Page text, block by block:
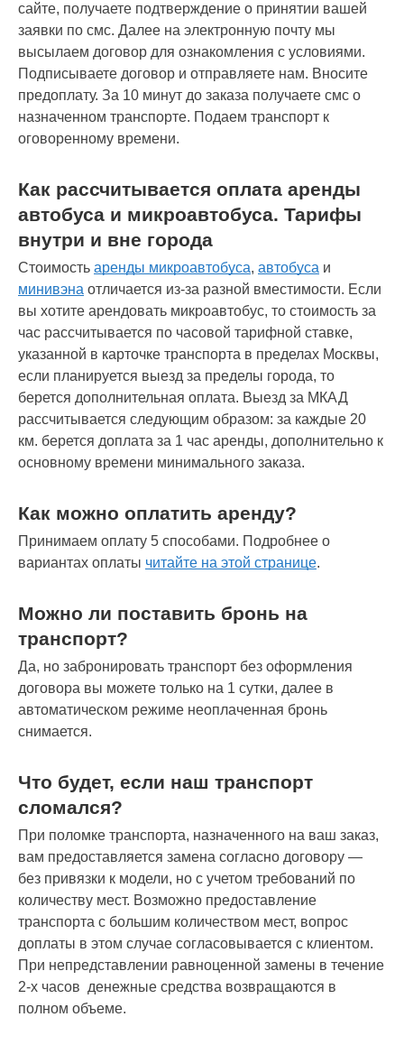
сайте, получаете подтверждение о принятии вашей
заявки по смс. Далее на электронную почту мы
высылаем договор для ознакомления с условиями.
Подписываете договор и отправляете нам. Вносите
предоплату. За 10 минут до заказа получаете смс о
назначенном транспорте. Подаем транспорт к
оговоренному времени.
Как рассчитывается оплата аренды
автобуса и микроавтобуса. Тарифы
внутри и вне города
Стоимость аренды микроавтобуса, автобуса и
минивэна отличается из-за разной вместимости. Если
вы хотите арендовать микроавтобус, то стоимость за
час рассчитывается по часовой тарифной ставке,
указанной в карточке транспорта в пределах Москвы,
если планируется выезд за пределы города, то
берется дополнительная оплата. Выезд за МКАД
рассчитывается следующим образом: за каждые 20
км. берется доплата за 1 час аренды, дополнительно к
основному времени минимального заказа.
Как можно оплатить аренду?
Принимаем оплату 5 способами. Подробнее о
вариантах оплаты читайте на этой странице.
Можно ли поставить бронь на
транспорт?
Да, но забронировать транспорт без оформления
договора вы можете только на 1 сутки, далее в
автоматическом режиме неоплаченная бронь
снимается.
Что будет, если наш транспорт
сломался?
При поломке транспорта, назначенного на ваш заказ,
вам предоставляется замена согласно договору —
без привязки к модели, но с учетом требований по
количеству мест. Возможно предоставление
транспорта с большим количеством мест, вопрос
доплаты в этом случае согласовывается с клиентом.
При непредставлении равноценной замены в течение
2-х часов денежные средства возвращаются в
полном объеме.